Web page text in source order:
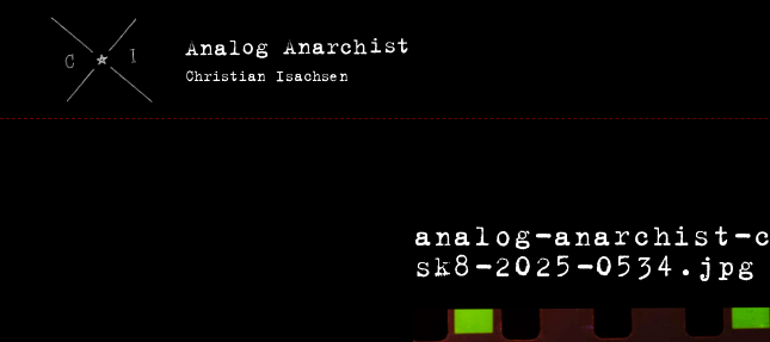
Analog Anarchist
Christian Isachsen
analog-
sk8-2025-0534.jpg